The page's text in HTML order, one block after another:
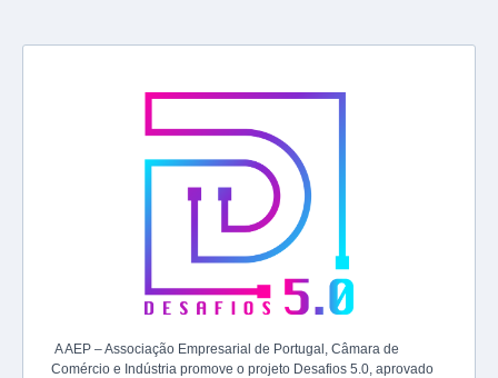
A AEP – Associação Empresarial de Portugal, Câmara de
Comércio e Indústria promove o projeto Desafios 5.0, aprovado